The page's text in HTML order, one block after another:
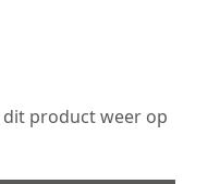
product weer op